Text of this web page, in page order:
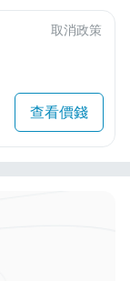
取消政策
查看價錢